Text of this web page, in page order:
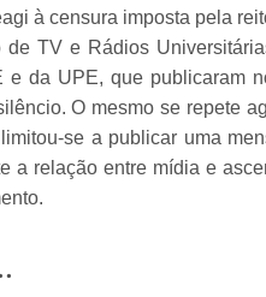
à censura imposta pela
de TV e Rádios
e da UPE, que publicaram
O mesmo se repete
se a publicar uma
a relação entre mídia e